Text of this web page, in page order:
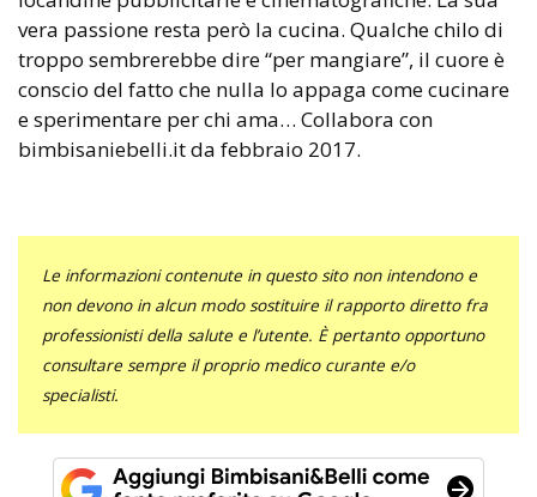
vera passione resta però la cucina. Qualche chilo di
troppo sembrerebbe dire “per mangiare”, il cuore è
conscio del fatto che nulla lo appaga come cucinare
e sperimentare per chi ama… Collabora con
bimbisaniebelli.it da febbraio 2017.
Le informazioni contenute in questo sito non intendono e
non devono in alcun modo sostituire il rapporto diretto fra
professionisti della salute e l’utente. È pertanto opportuno
consultare sempre il proprio medico curante e/o
specialisti.